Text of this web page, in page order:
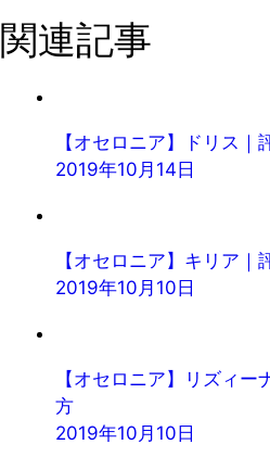
関連記事
【オセロニア】ドリス｜
2019年10月14日
【オセロニア】キリア｜
2019年10月10日
【オセロニア】リズィ
方
2019年10月10日